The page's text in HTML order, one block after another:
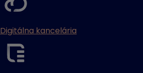
Digitálna kancelária